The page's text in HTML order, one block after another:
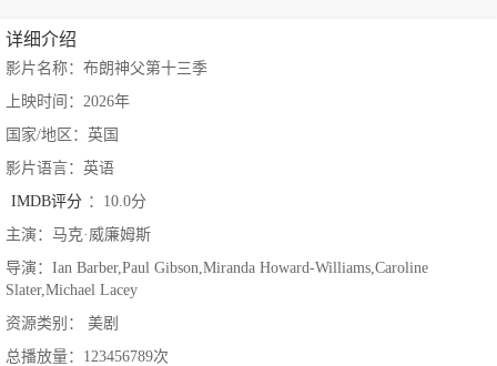
详细介绍
影片名称：布朗神父第十三季
上映时间：2026年
国家/地区：英国
影片语言：英语
IMDB评分 ：10.0分
主演：马克·威廉姆斯
导演：Ian Barber,Paul Gibson,Miranda Howard-Williams,Caroline
Slater,Michael Lacey
资源类别： 美剧
总播放量：123456789次